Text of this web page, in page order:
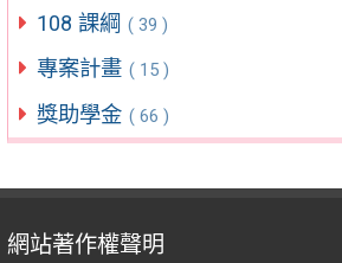
108 課綱 ( 39 )
專案計畫 ( 15 )
獎助學金 ( 66 )
網站著作權聲明